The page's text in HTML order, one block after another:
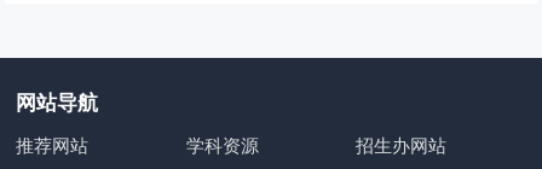
网站导航
推荐网站 学科资源
招生办网站